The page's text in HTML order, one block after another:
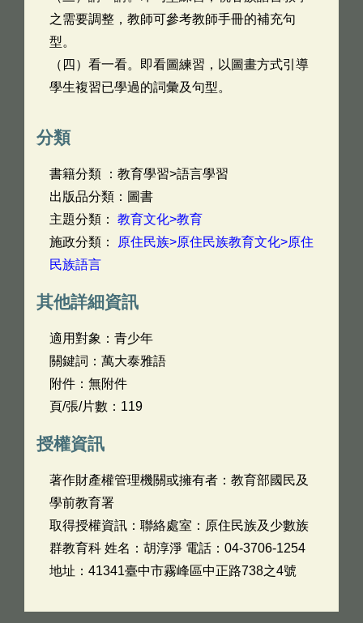
之需要調整，教師可參考教師手冊的補充句
型。
（四）看一看。即看圖練習，以圖畫方式引導
學生複習已學過的詞彙及句型。
分類
書籍分類 ：教育學習>語言學習
出版品分類：圖書
主題分類： 教育文化>教育
施政分類：
原住民族>原住民族教育文化>原住
民族語言
其他詳細資訊
適用對象：青少年
關鍵詞：萬大泰雅語
附件：無附件
頁/張/片數：119
授權資訊
著作財產權管理機關或擁有者：教育部國民及
學前教育署
取得授權資訊：聯絡處室：原住民族及少數族
群教育科 姓名：胡淳淨 電話：04-3706-1254
地址：41341臺中市霧峰區中正路738之4號